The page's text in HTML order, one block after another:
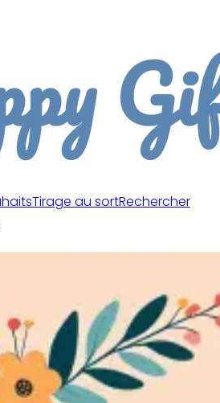
Tirage au sortRechercher